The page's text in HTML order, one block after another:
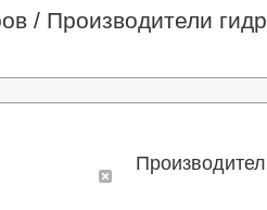
/ Производители